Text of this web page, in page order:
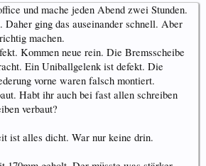
und mache jeden Abend zwei Stunden.
ging das auseinander schnell. Aber
machen.
Kommen neue rein. Die Bremsscheibe
Ein Uniballgelenk ist defekt. Die
vorne waren falsch montiert.
Habt ihr auch bei fast allen schreiben
verbaut?
ist alles dicht. War nur keine drin.